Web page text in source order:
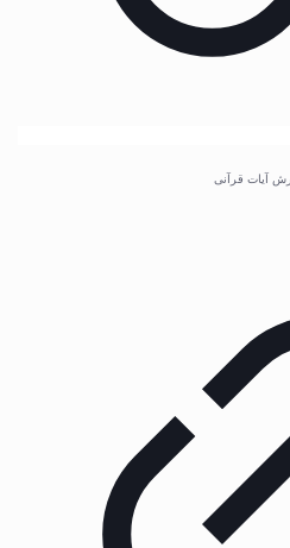
آیات قرآنی